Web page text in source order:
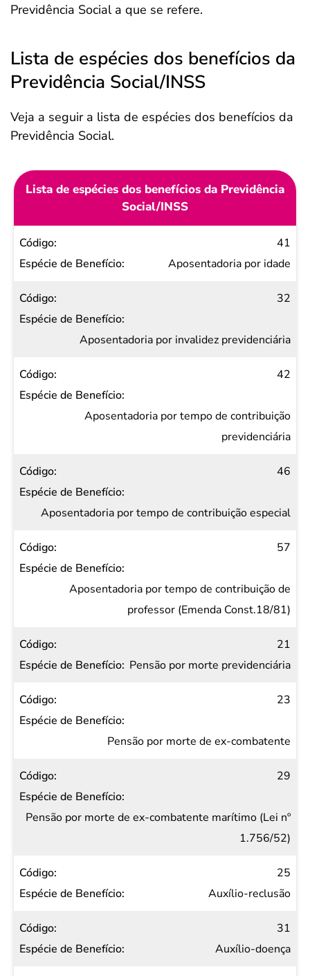
Previdência Social a que se refere.
Lista de espécies dos benefícios da
Previdência Social/INSS
Veja a seguir a lista de espécies dos benefícios da
Previdência Social.
Lista de espécies dos benefícios da Previdência
Social/INSS
Código
Espécie
Benefício
41
Aposentadoria por idade
32
Aposentadoria por invalidez previdenciária
42
Aposentadoria por tempo de contribuição
previdenciária
46
Aposentadoria por tempo de contribuição especial
57
Aposentadoria por tempo de contribuição de
professor (Emenda Const.18/81)
21
Pensão por morte previdenciária
23
Pensão por morte de ex-combatente
29
Pensão por morte de ex-combatente marítimo (Lei nº
1.756/52)
25
Auxílio-reclusão
31
Auxílio-doença